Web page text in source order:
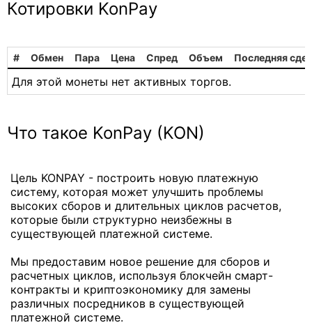
Котировки KonPay
# Обмен Пара Цена Спред Объем Последняя
Для этой монеты нет активных торгов.
Что такое KonPay (KON)
Цель KONPAY - построить новую платежную
систему, которая может улучшить проблемы
высоких сборов и длительных циклов расчетов,
которые были структурно неизбежны в
существующей платежной системе.
Мы предоставим новое решение для сборов и
расчетных циклов, используя блокчейн смарт-
контракты и криптоэкономику для замены
различных посредников в существующей
платежной системе.